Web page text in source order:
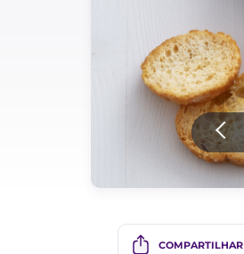
Instagram
COMPARTILHAR